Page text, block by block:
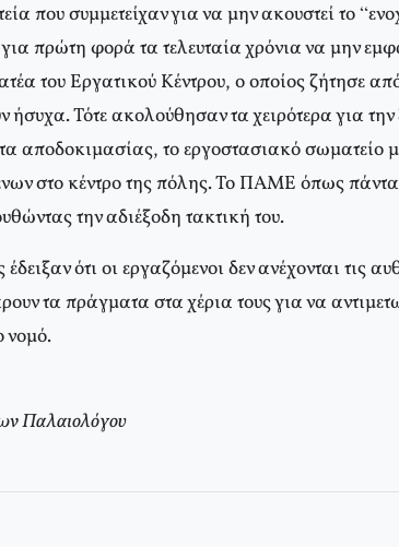
που συμμετείχαν για να μην ακουστεί το
πρώτη φορά τα τελευταία χρόνια να μην
του Εργατικού Κέντρου, ο οποίος ζήτησε
ήσυχα. Τότε ακολούθησαν τα χειρότερα για
αποδοκιμασίας, το εργοστασιακό σωματείο
στο κέντρο της πόλης. Το ΠΑΜΕ όπως
την αδιέξοδη τακτική του.
ότι οι εργαζόμενοι δεν ανέχονται τις
τα πράγματα στα χέρια τους για να
νομό.
Παλαιολόγου